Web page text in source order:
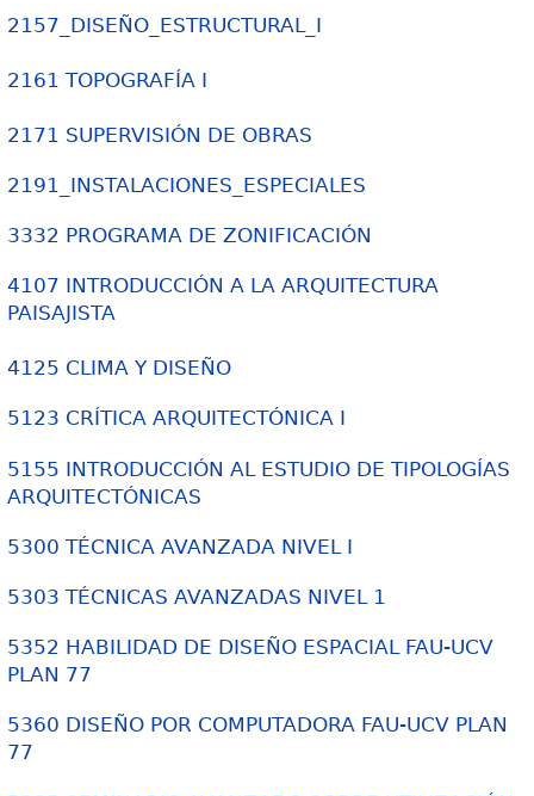
2157_DISEÑO_ESTRUCTURAL_I
2161 TOPOGRAFÍA I
2171 SUPERVISIÓN DE OBRAS
2191_INSTALACIONES_ESPECIALES
3332 PROGRAMA DE ZONIFICACIÓN
4107 INTRODUCCIÓN A LA ARQUITECTURA
PAISAJISTA
4125 CLIMA Y DISEÑO
5123 CRÍTICA ARQUITECTÓNICA I
5155 INTRODUCCIÓN AL ESTUDIO DE TIPOLOGÍAS
ARQUITECTÓNICAS
5300 TÉCNICA AVANZADA NIVEL I
5303 TÉCNICAS AVANZADAS NIVEL 1
5352 HABILIDAD DE DISEÑO ESPACIAL FAU-UCV
PLAN 77
5360 DISEÑO POR COMPUTADORA FAU-UCV PLAN
77